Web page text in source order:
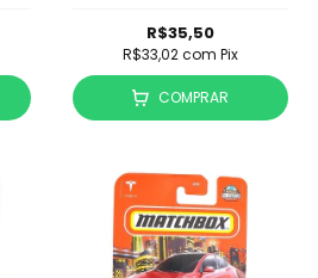
R$35,50
R$33,02com Pix
COMPRAR